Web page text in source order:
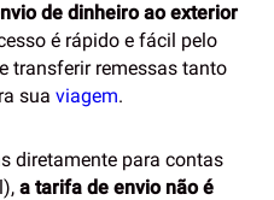
de dinheiro ao exterior
é rápido e fácil pelo
transferir remessas tanto
sua viagem.
diretamente para contas
a tarifa de envio não é